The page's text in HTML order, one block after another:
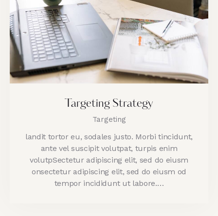
Targeting Strategy
Targeting
landit tortor eu, sodales justo. Morbi tincidunt,
ante vel suscipit volutpat, turpis enim
volutpSectetur adipiscing elit, sed do eiusm
onsectetur adipiscing elit, sed do eiusm od
tempor incididunt ut labore.…